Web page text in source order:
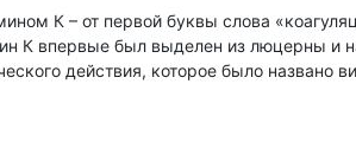
К – от первой буквы слова
К впервые был выделен из люцерны
действия, которое было названо